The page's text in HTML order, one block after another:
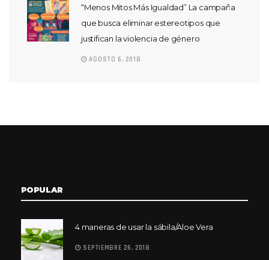
“Menos Mitos Más Igualdad” La campaña
que busca eliminar estereotipos que
justifican la violencia de género
AGOSTO 6, 2018
POPULAR
4 maneras de usar la sábila/Aloe Vera
SEPTIEMBRE 26, 2018